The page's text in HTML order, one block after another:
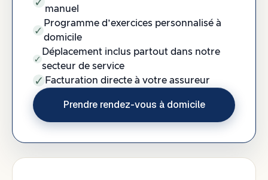
manuel
Programme d’exercices personnalisé à
domicile
Déplacement inclus partout dans notre
secteur de service
Facturation directe à votre assureur
Prendre rendez-vous à domicile